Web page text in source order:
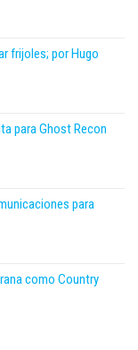
frijoles; por Hugo
para Ghost Recon
para
como Country